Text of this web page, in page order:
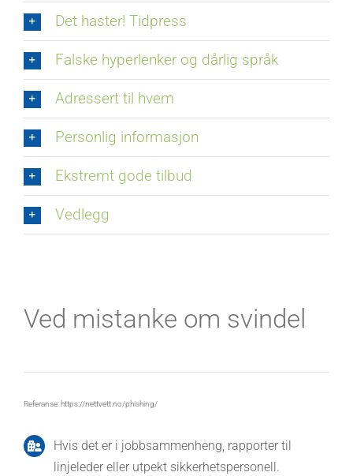
Det haster! Tidpress
Falske hyperlenker og dårlig språk
Adressert til hvem
Personlig informasjon
Ekstremt gode tilbud
Vedlegg
Ved mistanke om svindel
Referanse: https://nettvett.no/phishing/
Hvis det er i jobbsammenheng, rapporter til
linjeleder eller utpekt sikkerhetspersonell.